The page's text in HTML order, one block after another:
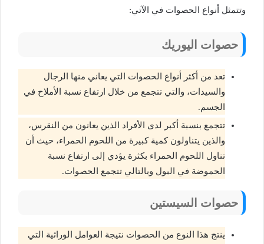
وتتمثل أنواع الحصوات في الآتي:
حصوات اليوريك
تعد من أكثر أنواع الحصوات التي يعاني منها الرجال
والسيدات، والتي تتجمع من خلال ارتفاع نسبة الأملاح في
الجسم.
تتجمع بنسبة أكبر لدى الأفراد الذين يعانون من النقرس،
والذين يتناولون كمية كبيرة من اللحوم الحمراء، حيث أن
تناول اللحوم الحمراء بكثرة يؤدي إلى ارتفاع نسبة
الحموضة في البول وبالتالي تتجمع الحصوات.
حصوات السيستين
ينتج هذا النوع من الحصوات نتيجة العوامل الوراثية التي